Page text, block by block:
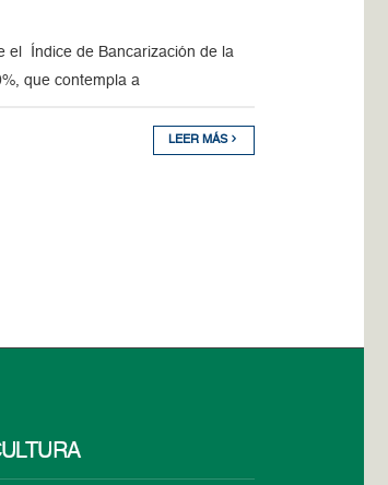
el Índice de Bancarización de la
que contempla a
LEER MÁS